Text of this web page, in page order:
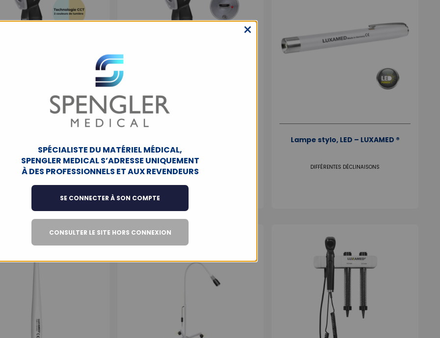
2.5 V – LUXAMED ®
DIFFÉRENTES DÉCLINAISONS
V rechargeable USB – LUXAMED ®
DIFFÉRENTES DÉCLINAISONS
Lampe stylo, LED – LUXAMED ®
DIFFÉRENTES DÉCLINAISONS
SPÉCIALISTE DU MATÉRIEL MÉDICAL,
SPENGLER MEDICAL S’ADRESSE UNIQUEMENT
À DES PROFESSIONNELS ET AUX REVENDEURS
SE CONNECTER À SON COMPTE
CONSULTER LE SITE HORS CONNEXION
×